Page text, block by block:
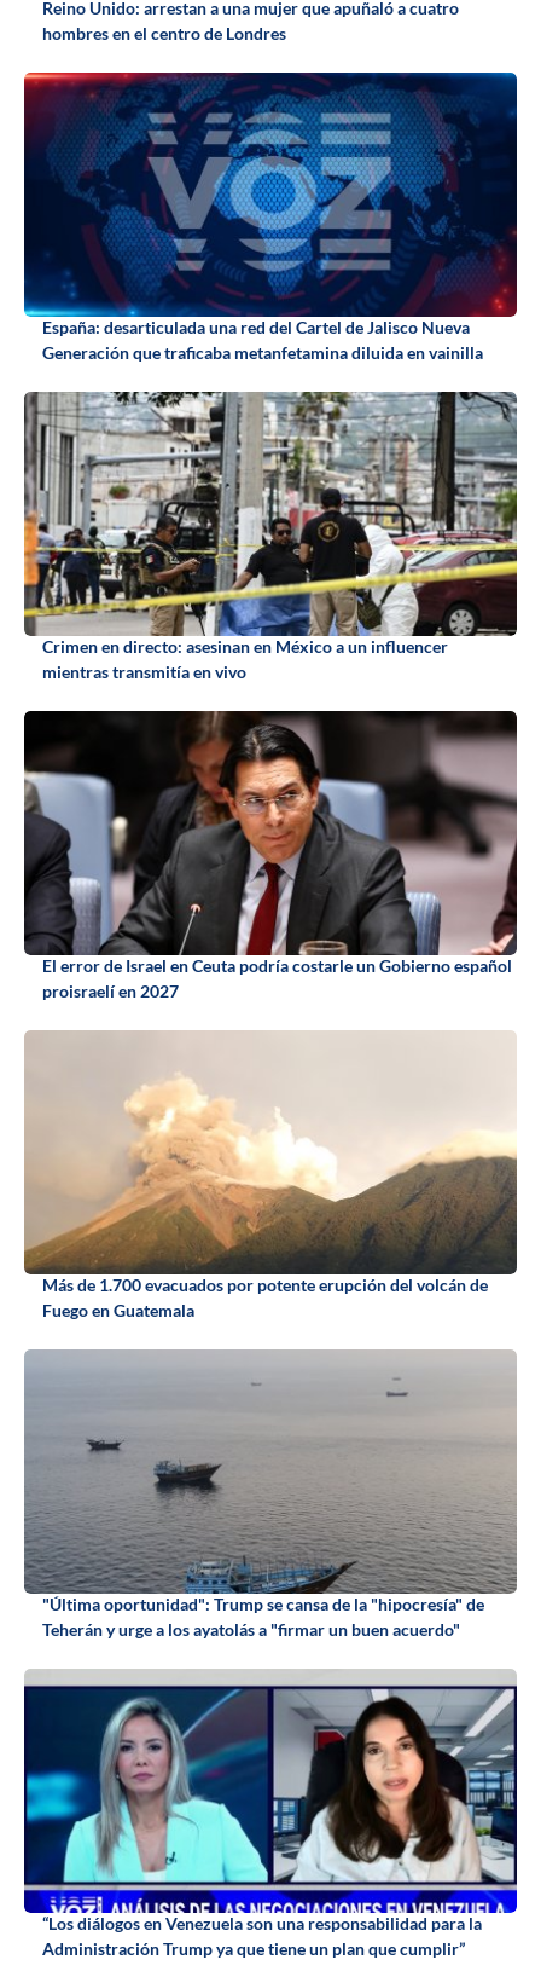
Reino Unido: arrestan a una mujer que apuñaló a cuatro
hombres en el centro de Londres
España: desarticulada una red del Cartel de Jalisco Nueva
Generación que traficaba metanfetamina diluida en vainilla
Crimen en directo: asesinan en México a un influencer
mientras transmitía en vivo
El error de Israel en Ceuta podría costarle un Gobierno español
proisraelí en 2027
Más de 1.700 evacuados por potente erupción del volcán de
Fuego en Guatemala
"Última oportunidad": Trump se cansa de la "hipocresía" de
Teherán y urge a los ayatolás a "firmar un buen acuerdo"
“Los diálogos en Venezuela son una responsabilidad para la
Administración Trump ya que tiene un plan que cumplir”